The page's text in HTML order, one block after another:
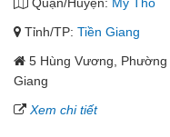
Tỉnh/TP: Tiền Giang
5 Hùng Vương,
Giang
Xem chi tiết